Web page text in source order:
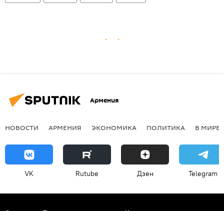
Армения
НОВОСТИ АРМЕНИЯ ЭКОНОМИКА ПОЛИТИКА В МИРЕ
VK Rutube Дзен Telegram